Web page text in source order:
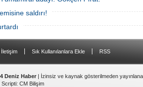
saldırı!
İletişim Sık Kullanılanlara Ekle RSS
Deniz Haber | İzinsiz ve kaynak gösterilmeden
Scripti: CM Bilişim